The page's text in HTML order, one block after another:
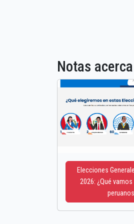
Notas
Elecciones
2026: ¿Qué